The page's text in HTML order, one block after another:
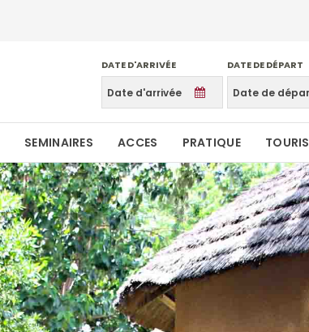
DATE D'ARRIVÉE DATE DE DÉPART
SEMINAIRES ACCES PRATIQUE